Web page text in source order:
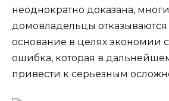
неоднократно доказана,
домовладельцы отказываются
основание в целях экономии
ошибка, которая в
привести к серьезным